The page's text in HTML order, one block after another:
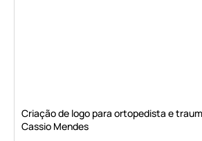
Criação de logo para ortopedista e
Cassio Mendes